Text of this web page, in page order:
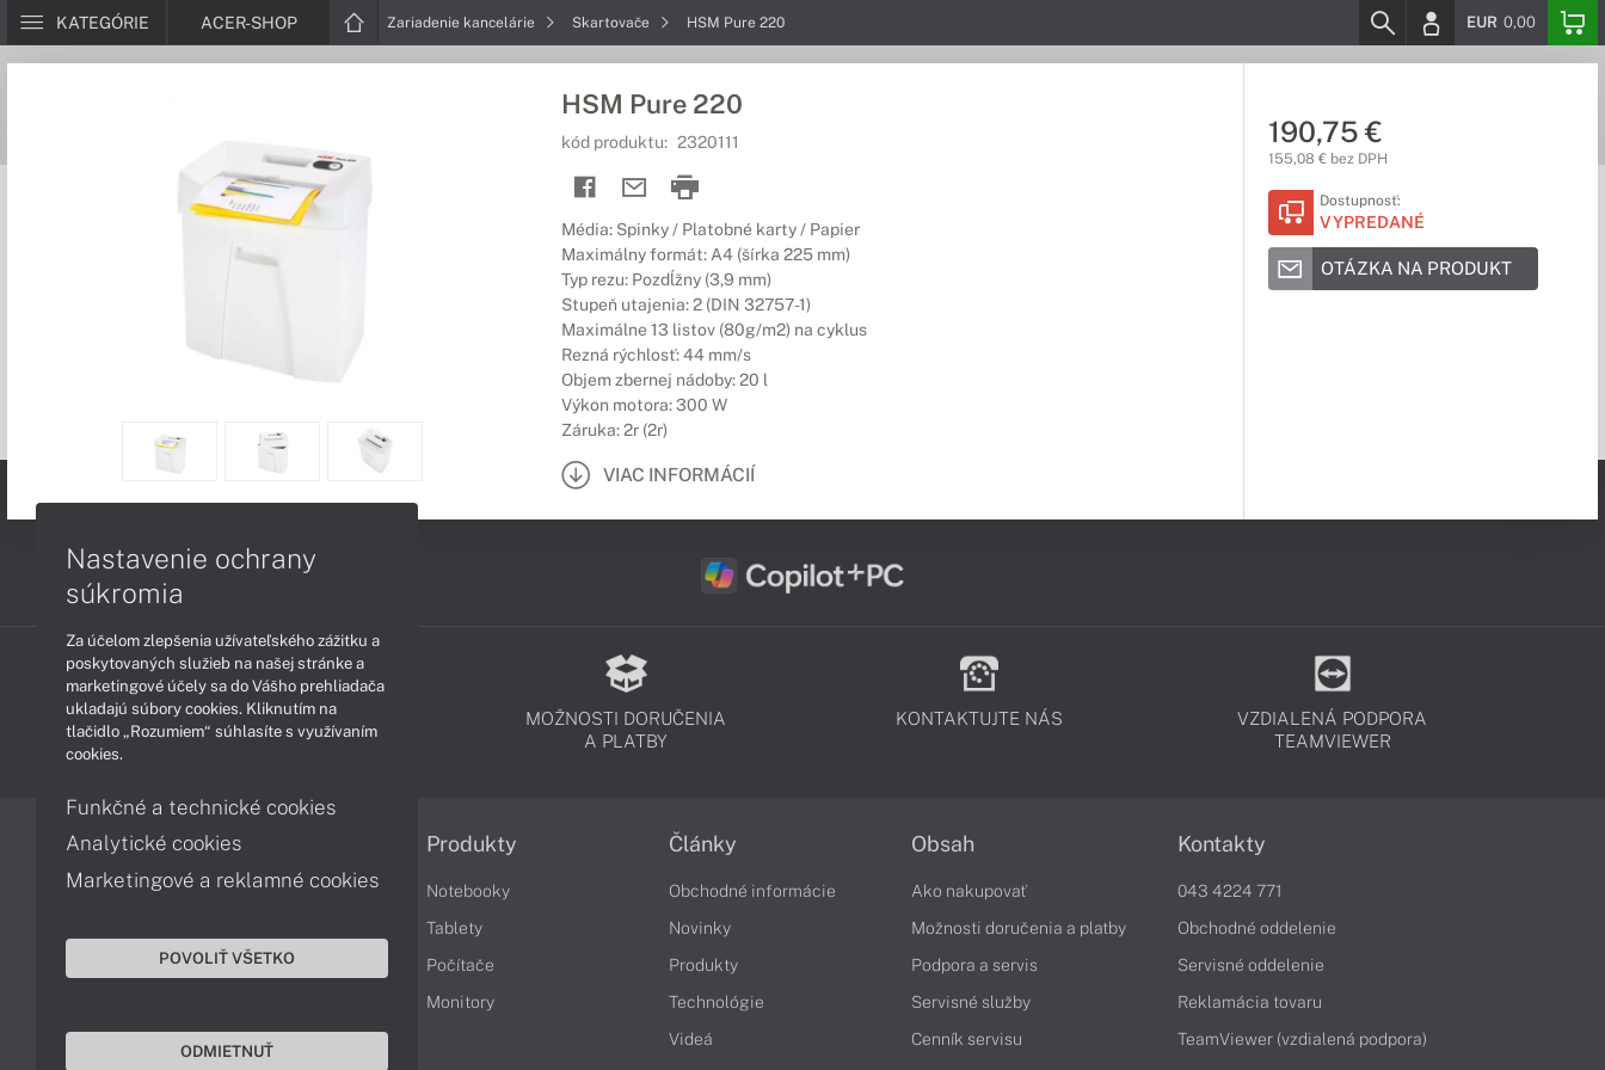
KATEGÓRIE ACER-SHOP Zariadenie kancelárie Skartovače HSM Pure 220 EUR 0,00
HSM Pure 220
kód produktu: 2320111
Média: Spinky / Platobné karty / Papier
Maximálny formát: A4 (šírka 225 mm)
Typ rezu: Pozdĺžny (3,9 mm)
Stupeň utajenia: 2 (DIN 32757-1)
Maximálne 13 listov (80g/m2) na cyklus
Rezná rýchlosť: 44 mm/s
Objem zbernej nádoby: 20 l
Výkon motora: 300 W
Záruka: 2r (2r)
VIAC INFORMÁCIÍ
190,75 €
155,08 € bez DPH
Dostupnosť:
VYPREDANÉ
OTÁZKA NA PRODUKT
PODPORA A SERVIS
MOŽNOSTI DORUČENIA
A PLATBY
KONTAKTUJTE NÁS
VZDIALENÁ PODPORA
TEAMVIEWER
Informácie
Obchodné podmienky
Ochrana osobných údajov
Vyhlásenie o prístupnosti
Produkty
Notebooky
Tablety
Počítače
Monitory
Články
Obchodné informácie
Novinky
Produkty
Technológie
Videá
Obsah
Ako nakupovať
Možnosti doručenia a platby
Podpora a servis
Servisné služby
Cenník servisu
Kontakty
043 4224 771
Obchodné oddelenie
Servisné oddelenie
Reklamácia tovaru
TeamViewer (vzdialená podpora)
Nastavenie ochrany
súkromia
Za účelom zlepšenia užívateľského zážitku a
poskytovaných služieb na našej stránke a
marketingové účely sa do Vášho prehliadača
ukladajú súbory cookies. Kliknutím na
tlačidlo „Rozumiem“ súhlasíte s využívaním
cookies.
Funkčné a technické cookies
Analytické cookies
Marketingové a reklamné cookies
POVOLIŤ VŠETKO
ODMIETNUŤ